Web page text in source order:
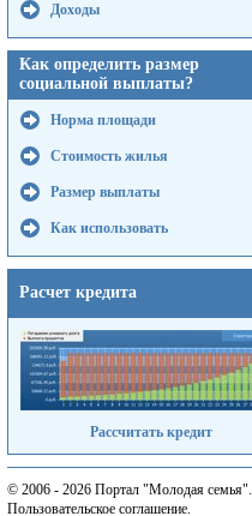
Доходы
Как определить размер
социальной выплаты?
Норма площади
Стоимость жилья
Размер выплаты
Как использовать
Расчет кредита
Рассчитать кредит
© 2006 - 2026 Портал "Молодая семья".
Пользовательское соглашение.